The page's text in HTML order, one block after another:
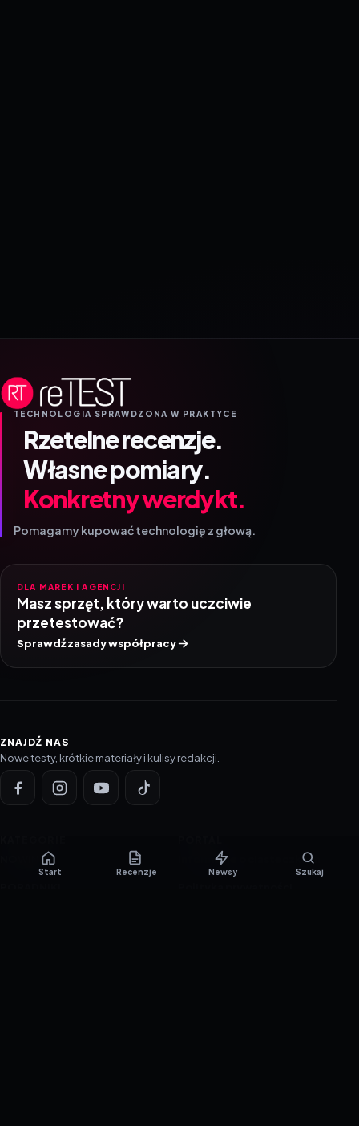
TECHNOLOGIA SPRAWDZONA W PRAKTYCE
Rzetelne recenzje.
Własne pomiary.
Konkretny werdykt.
Pomagamy kupować technologię z głową.
DLA MAREK I AGENCJI
Masz sprzęt, który warto uczciwie
przetestować?
Sprawdź zasady współpracy
ZNAJDŹ NAS
Nowe testy, krótkie materiały i kulisy redakcji.
NOWINKI Informacje o ciasteczkach
Start Recenzje Newsy Szukaj